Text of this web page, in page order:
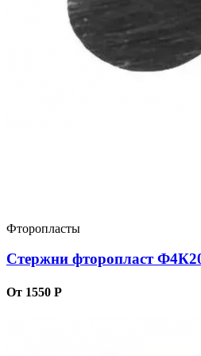
Фторопласты
Стержни фторопласт
От 1550 Р